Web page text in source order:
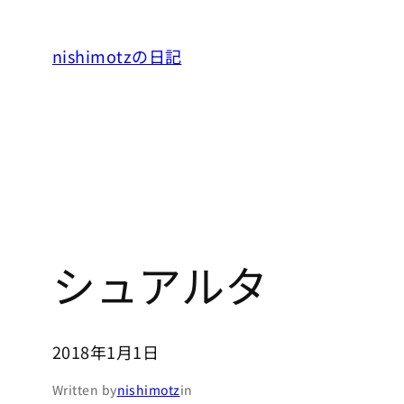
nishimotzの日記
シュアルタ
2018年1月1日
Written bynishimotzin